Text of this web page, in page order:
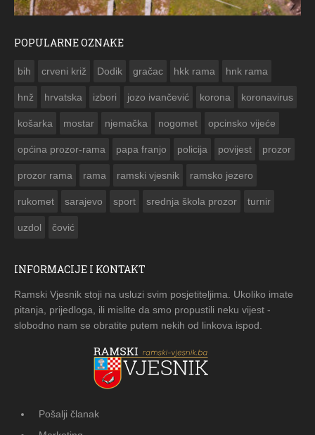
POPULARNE OZNAKE
bih crveni križ Dodik gračac hkk rama hnk rama
hnž hrvatska izbori jozo ivančević korona koronavirus
košarka mostar njemačka nogomet opcinsko vijeće
općina prozor-rama papa franjo policija povijest prozor
prozor rama rama ramski vjesnik ramsko jezero
rukomet sarajevo sport srednja škola prozor turnir
uzdol čović
INFORMACIJE I KONTAKT
Ramski Vjesnik stoji na usluzi svim posjetiteljima. Ukoliko imate
pitanja, prijedloga, ili mislite da smo propustili neku vijest -
slobodno nam se obratite putem nekih od linkova ispod.
Pošalji članak